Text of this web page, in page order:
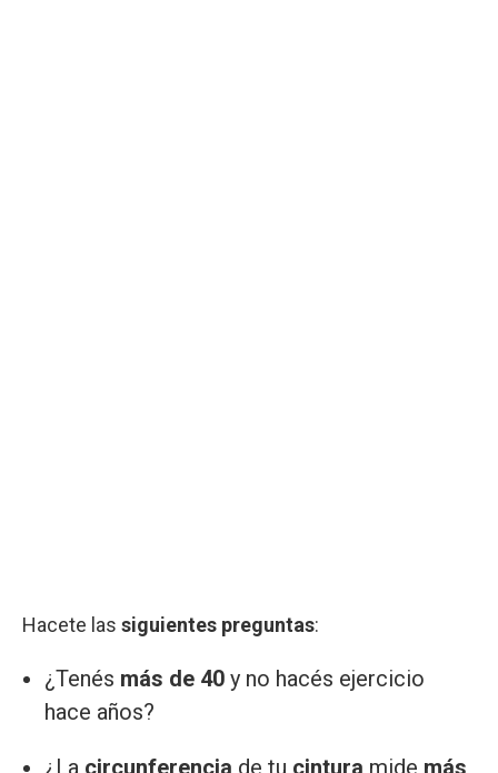
Hacete las siguientes preguntas:
¿Tenés más de 40 y no hacés ejercicio
hace años?
¿La circunferencia de tu cintura mide más